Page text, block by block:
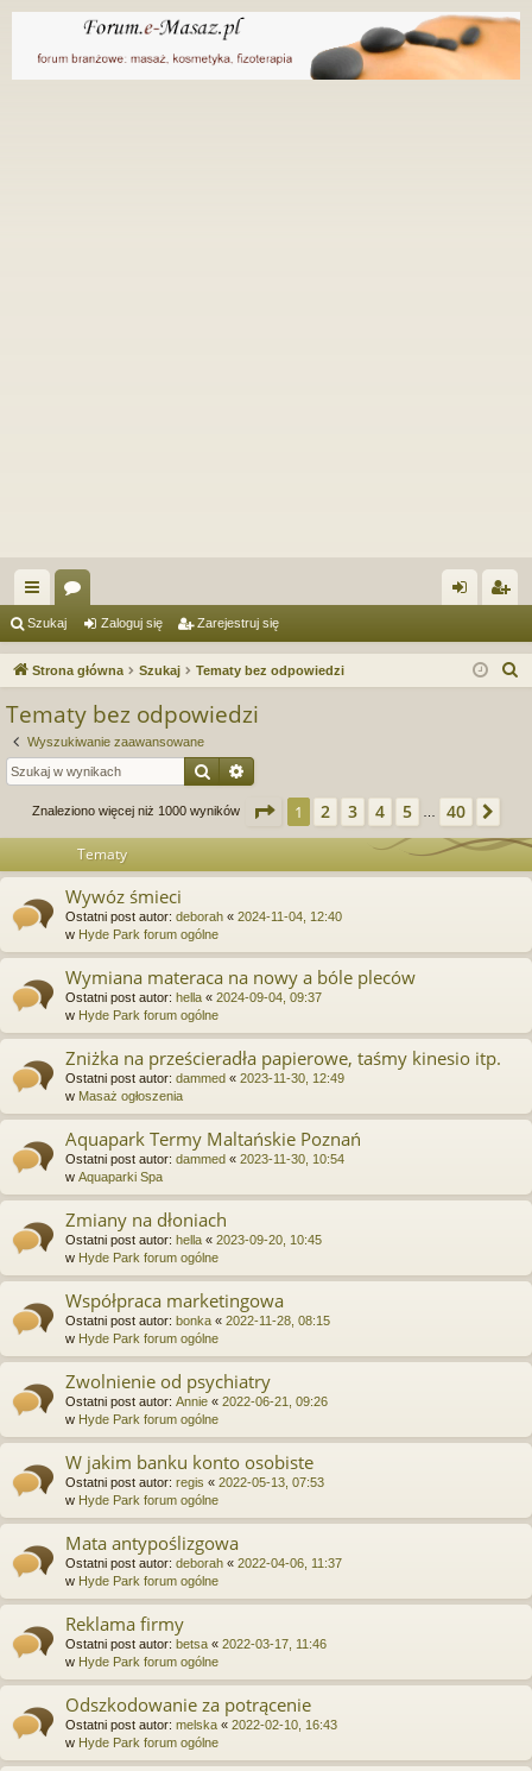
ię
ce
or
a og ej
si
ę
Szukaj Zaloguj się Zarejestruj się
Strona główna Szukaj Tematy bez odpowiedzi
Tematy bez odpowiedzi
Wyszukiwanie zaawansowane
SzukajWyszukiwanie zaawansowane
Znaleziono więcej niż 1000 wyników Strona z 40
1 2 3 4 5 40
Tematy
Wywóz śmieci
Ostatni post autor: deborah « 2024-11-04, 12:40
w Hyde Park forum ogólne
Wymiana materaca na nowy a bóle pleców
Ostatni post autor: hella « 2024-09-04, 09:37
w Hyde Park forum ogólne
Zniżka na prześcieradła papierowe, taśmy kinesio itp.
Ostatni post autor: dammed « 2023-11-30, 12:49
w Masaż ogłoszenia
Aquapark Termy Maltańskie Poznań
Ostatni post autor: dammed « 2023-11-30, 10:54
w Aquaparki Spa
Zmiany na dłoniach
Ostatni post autor: hella « 2023-09-20, 10:45
w Hyde Park forum ogólne
Współpraca marketingowa
Ostatni post autor: bonka « 2022-11-28, 08:15
w Hyde Park forum ogólne
Zwolnienie od psychiatry
Ostatni post autor: Annie « 2022-06-21, 09:26
w Hyde Park forum ogólne
W jakim banku konto osobiste
Ostatni post autor: regis « 2022-05-13, 07:53
w Hyde Park forum ogólne
Mata antypoślizgowa
Ostatni post autor: deborah « 2022-04-06, 11:37
w Hyde Park forum ogólne
Reklama firmy
Ostatni post autor: betsa « 2022-03-17, 11:46
w Hyde Park forum ogólne
Odszkodowanie za potrącenie
Ostatni post autor: melska « 2022-02-10, 16:43
w Hyde Park forum ogólne